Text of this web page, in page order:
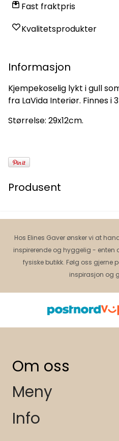
Fast fraktpris
Kvalitetsprodukter
Informasjon
Kjempekoselig lykt i gull
fra LaVida Interiør. Finnes i
Størrelse: 29x12cm.
Produsent
Hos Elines Gaver ønsker vi at
inspirerende og hyggelig - enten
fysiske butikk. Følg oss gjerne
inspirasjon og
Om oss
Elines gaver AS 991472924 mva
Storgata 27
3674 Notodden
Meny
Hvem er vi?
Info